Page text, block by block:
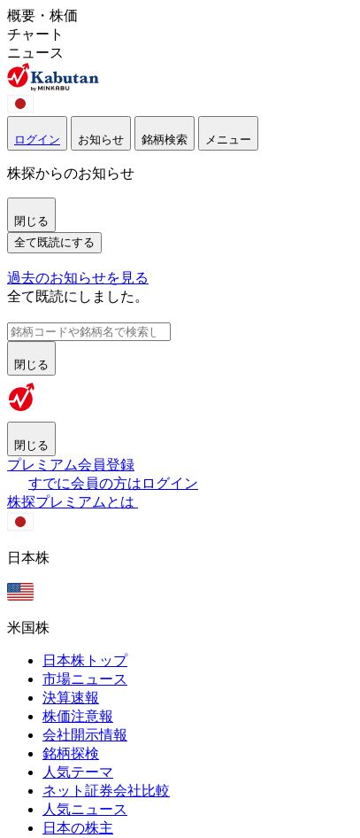
概要・株価
チャート
ニュース
ログイン お知らせ 銘柄検索 メニュー
株探からのお知らせ
閉じる
全て既読にする
過去のお知らせを見る
全て既読にしました。
閉じる
閉じる
プレミアム会員登録
すでに会員の方はログイン
株探プレミアムとは
日本株
米国株
日本株トップ
市場ニュース
決算速報
株価注意報
会社開示情報
銘柄探検
人気テーマ
ネット証券会社比較
人気ニュース
日本の株主